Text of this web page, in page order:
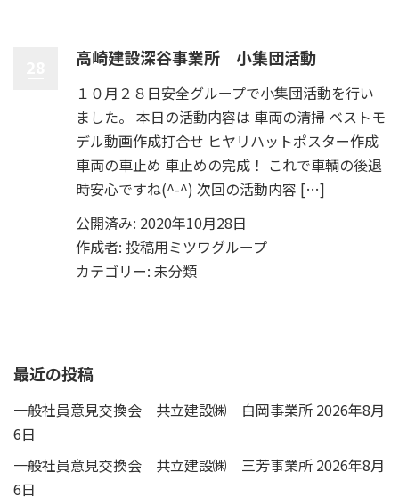
高崎建設深谷事業所 小集団活動
１０月２８日安全グループで小集団活動を行い
ました。 本日の活動内容は 車両の清掃 ベストモ
デル動画作成打合せ ヒヤリハットポスター作成
車両の車止め 車止めの完成！ これで車輌の後退
時安心ですね(^-^) 次回の活動内容 […]
公開済み: 2020年10月28日
作成者: 投稿用ミツワグループ
カテゴリー: 未分類
最近の投稿
一般社員意見交換会 共立建設㈱ 白岡事業所 2026年8月
6日
一般社員意見交換会 共立建設㈱ 三芳事業所 2026年8月
6日